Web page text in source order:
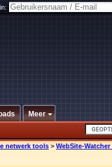
Meer
netwerk tools > WebSite-Watcher